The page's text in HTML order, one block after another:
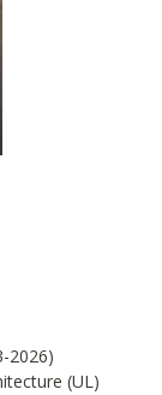
2026)
(UL)